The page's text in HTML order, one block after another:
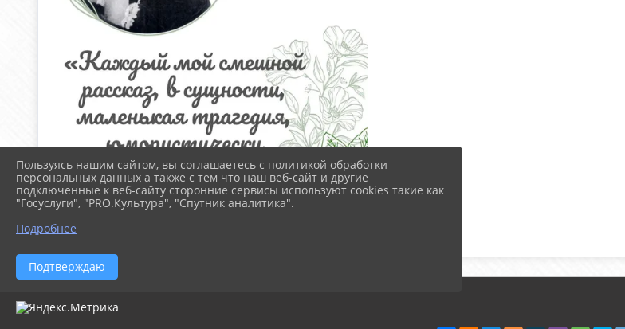
Пользуясь нашим сайтом, вы соглашаетесь с политикой обработки
персональных данных а также с тем что наш веб-сайт и другие
подключенные к веб-сайту сторонние сервисы используют cookies такие как
"Госуслуги", "PRO.Культура", "Спутник аналитика".
Подробнее
Подтверждаю